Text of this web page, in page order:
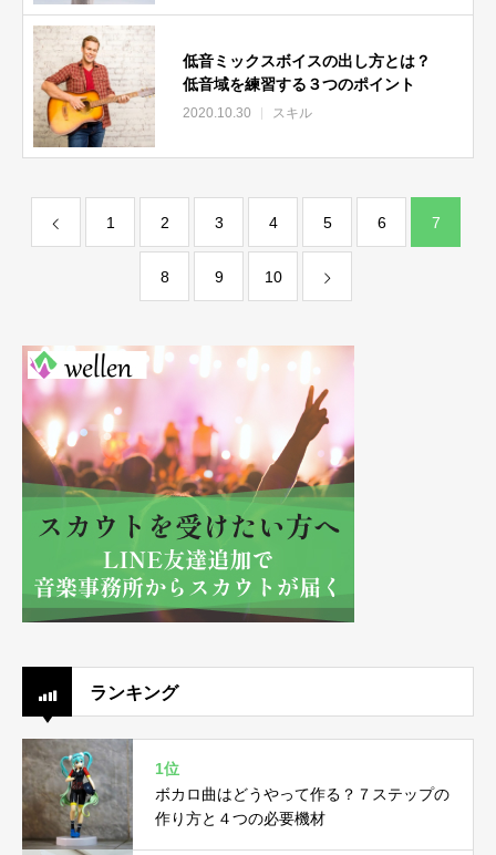
低音ミックスボイスの出し方とは？
低音域を練習する３つのポイント
2020.10.30 スキル
1 2 3 4 5 6 7
8 9 10
ランキング
1位
ボカロ曲はどうやって作る？７ステップの
作り方と４つの必要機材